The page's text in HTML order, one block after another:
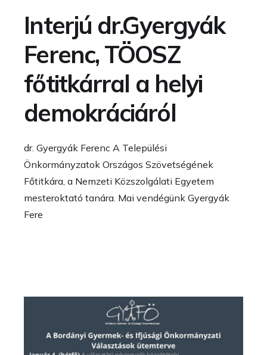
Interjú dr.Gyergyák
Ferenc, TÖOSZ
főtitkárral a helyi
demokráciáról
dr. Gyergyák Ferenc A Települési
Önkormányzatok Országos Szövetségének
Főtitkára, a Nemzeti Közszolgálati Egyetem
mesteroktató tanára. Mai vendégünk Gyergyák
Fere